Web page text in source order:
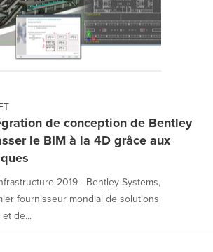
de conception de Bentley
le BIM à la 4D grâce aux
2019 - Bentley Systems,
fournisseur mondial de solutions
de...